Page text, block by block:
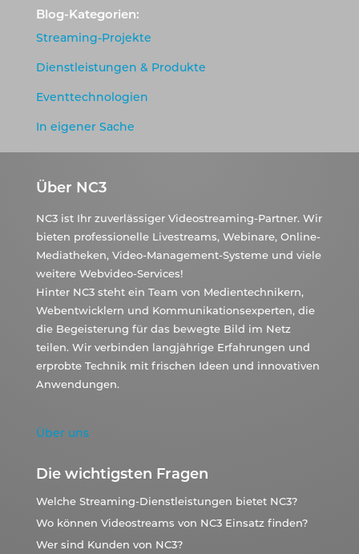
Blog-Kategorien:
Streaming-Projekte
Dienstleistungen & Produkte
Eventtechnologien
In eigener Sache
Über NC3
NC3 ist Ihr zuverlässiger Videostreaming-Partner. Wir
bieten professionelle Livestreams, Webinare, Online-
Mediatheken, Video-Management-Systeme und viele
weitere Webvideo-Services!
Hinter NC3 steht ein Team von Medientechnikern,
Webentwicklern und Kommunikationsexperten, die
die Begeisterung für das bewegte Bild im Netz
teilen. Wir verbinden langjährige Erfahrungen und
erprobte Technik mit frischen Ideen und innovativen
Anwendungen.
Über uns
Die wichtigsten Fragen
Welche Streaming-Dienstleistungen bietet NC3?
Wo können Videostreams von NC3 Einsatz finden?
Wer sind Kunden von NC3?